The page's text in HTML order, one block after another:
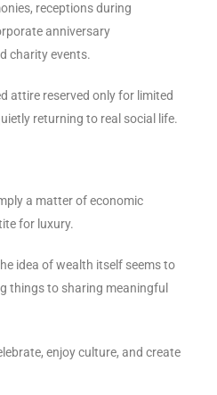
receptions during
anniversary
charity events.
attire reserved only for limited
returning to real social life.
a matter of economic
for luxury.
idea of wealth itself seems to
things to sharing meaningful
enjoy culture, and create